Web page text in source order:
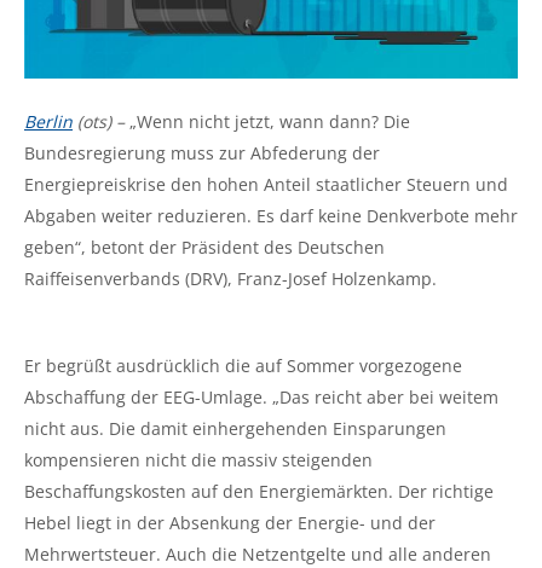
Berlin (ots) –„Wenn nicht jetzt, wann dann? Die
Bundesregierung muss zur Abfederung der
Energiepreiskrise den hohen Anteil staatlicher Steuern und
Abgaben weiter reduzieren. Es darf keine Denkverbote mehr
geben“, betont der Präsident des Deutschen
Raiffeisenverbands (DRV), Franz-Josef Holzenkamp.
Er begrüßt ausdrücklich die auf Sommer vorgezogene
Abschaffung der EEG-Umlage. „Das reicht aber bei weitem
nicht aus. Die damit einhergehenden Einsparungen
kompensieren nicht die massiv steigenden
Beschaffungskosten auf den Energiemärkten. Der richtige
Hebel liegt in der Absenkung der Energie- und der
Mehrwertsteuer. Auch die Netzentgelte und alle anderen